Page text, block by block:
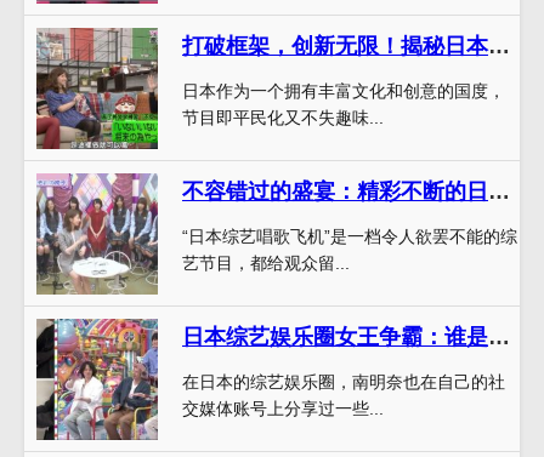
打破框架，创新无限！揭秘日本创意节目的创作灵感
日本作为一个拥有丰富文化和创意的国度，
节目即平民化又不失趣味...
不容错过的盛宴：精彩不断的日本综艺唱歌飞机全集
“日本综艺唱歌飞机”是一档令人欲罢不能的综
艺节目，都给观众留...
日本综艺娱乐圈女王争霸：谁是最搞笑女明星？
在日本的综艺娱乐圈，南明奈也在自己的社
交媒体账号上分享过一些...